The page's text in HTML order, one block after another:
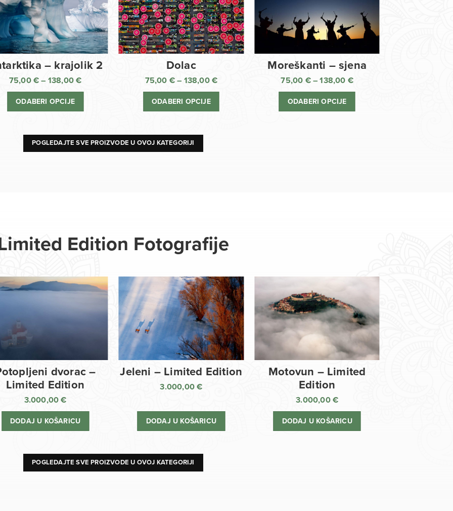
– krajolik 2
75,00 € – 138,00€
138,00 €
ODABERI OPCIJE
Dolac
75,00 € – 138,00 €
cijena:
ODABERI OPCIJE
Moreškanti – sjena
75,00 € – 138,00 €Raspon
cijena:
ODABERI OPCIJE
POGLEDAJTE SVE PROIZVODE U OVOJ KATEGORIJI
Edition Fotografije
dvorac –
Limited Edition
3.000,00€
DODAJ U KOŠARICU
Jeleni – Limited Edition
3.000,00€
DODAJ U KOŠARICU
Motovun – Limited
Edition
3.000,00 €
DODAJ U KOŠARICU
POGLEDAJTE SVE PROIZVODE U OVOJ KATEGORIJI